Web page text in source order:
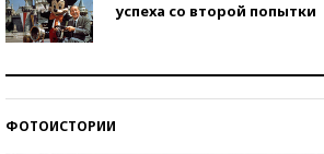
успеха со второй попытки
ФОТОИСТОРИИ